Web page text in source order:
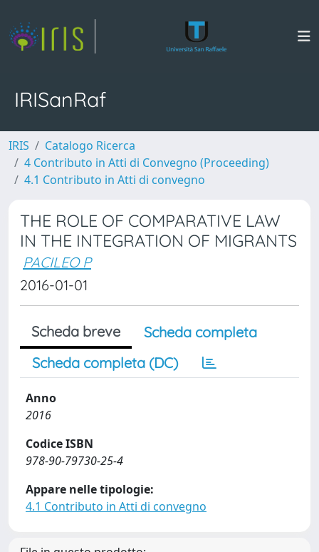
IRISanRaf
IRIS
Catalogo Ricerca
4 Contributo in Atti di Convegno (Proceeding)
4.1 Contributo in Atti di convegno
THE ROLE OF COMPARATIVE LAW
IN THE INTEGRATION OF MIGRANTS
PACILEO P
2016-01-01
Scheda breve
Scheda completa
Scheda completa (DC)
Anno
2016
Codice ISBN
978-90-79730-25-4
Appare nelle tipologie:
4.1 Contributo in Atti di convegno